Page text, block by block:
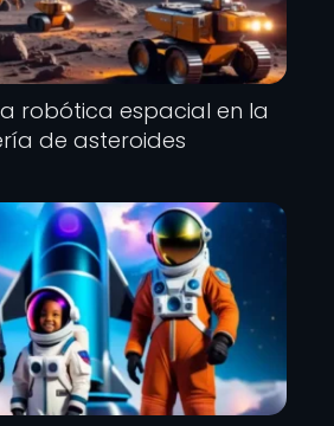
robótica espacial en la
de asteroides